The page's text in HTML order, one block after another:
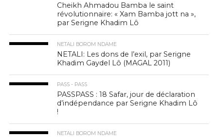
Cheikh Ahmadou Bamba le saint
révolutionnaire: « Xam Bamba jott na »,
par Serigne Khadim Lô
NETALI BOROM NDAME
NETALI: Les dons de l’exil, par Serigne
Khadim Gaydel Lô (MAGAL 2011)
PASS - PASS
PASSPASS : 18 Safar, jour de déclaration
d’indépendance par Serigne Khadim Lô
!
NETALI BOROM NDAME